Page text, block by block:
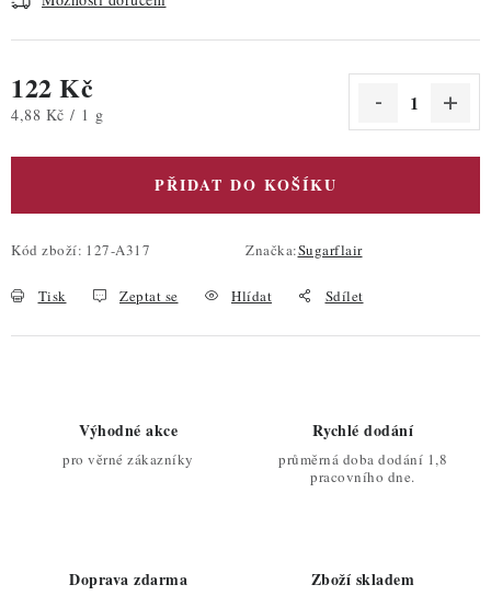
122 Kč
Měrná cena:
4,88 Kč / 1 g
PŘIDAT DO KOŠÍKU
Kód zboží: 127-A317 Značka:Sugarflair
Tisk Zeptat se Hlídat Sdílet
Výhodné akce
pro věrné zákazníky
Rychlé dodání
průměrná doba dodání 1,8
pracovního dne.
Doprava zdarma Zboží skladem